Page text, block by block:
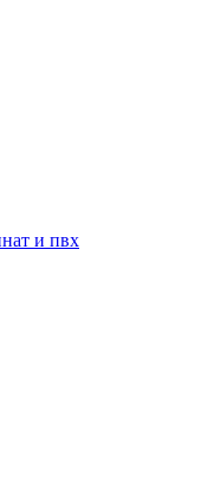
и пвх